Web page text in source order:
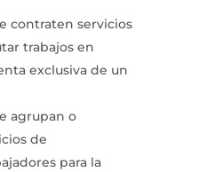
contraten servicios
trabajos en
exclusiva de un
agrupan o
de
para la